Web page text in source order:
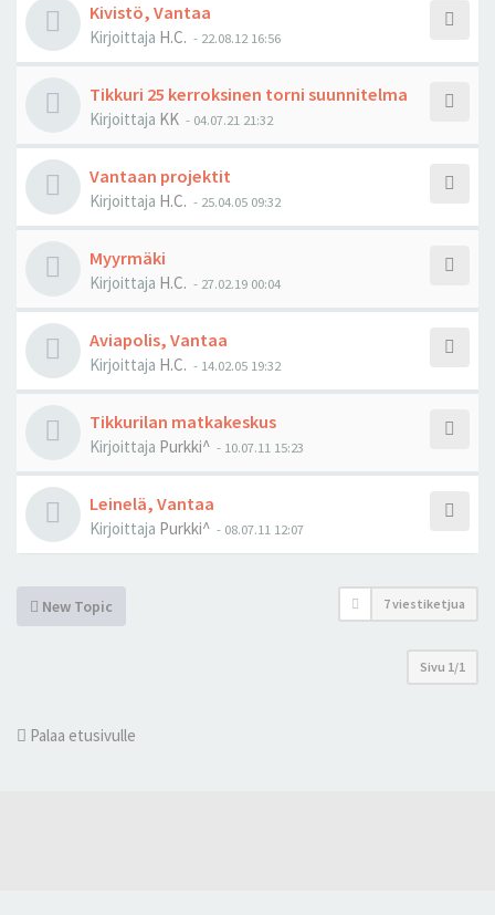
Kivistö, Vantaa
Kirjoittaja H.C. - 22.08.12 16:56
Tikkuri 25 kerroksinen torni suunnitelma
Kirjoittaja KK - 04.07.21 21:32
Vantaan projektit
Kirjoittaja H.C. - 25.04.05 09:32
Myyrmäki
Kirjoittaja H.C. - 27.02.19 00:04
Aviapolis, Vantaa
Kirjoittaja H.C. - 14.02.05 19:32
Tikkurilan matkakeskus
Kirjoittaja Purkki^ - 10.07.11 15:23
Leinelä, Vantaa
Kirjoittaja Purkki^ - 08.07.11 12:07
New Topic 7 viestiketjua
Sivu 1/1
Palaa etusivulle